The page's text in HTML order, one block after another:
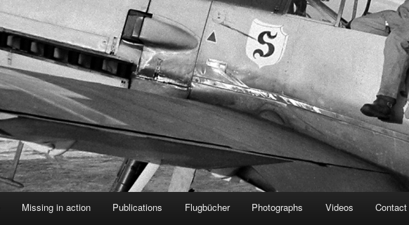
Missing in action Publications Flugbücher Photographs Videos